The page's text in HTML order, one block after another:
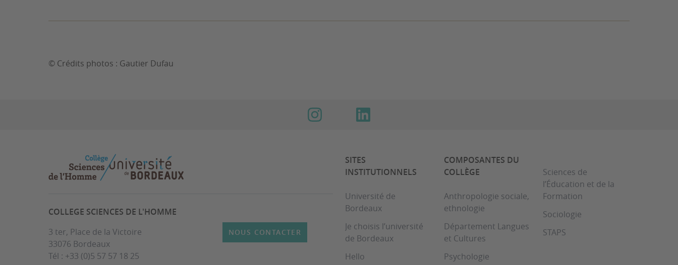
© Crédits photos : Gautier Dufau
COLLEGE SCIENCES DE L'HOMME
3 ter, Place de la Victoire
33076 Bordeaux
Tél : +33 (0)5 57 57 18 25
NOUS CONTACTER
SITES
INSTITUTIONNELS
Université de
Bordeaux
Je choisis l’université
de Bordeaux
Hello
COMPOSANTES DU
COLLÈGE
Anthropologie sociale,
ethnologie
Département Langues
et Cultures
Psychologie
Sciences de
l’Éducation et de la
Formation
Sociologie
STAPS